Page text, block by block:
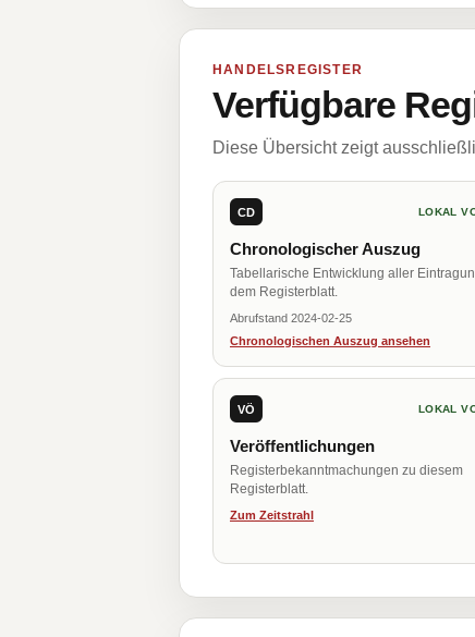
HANDELSREGISTER
Verfügbare
Diese Übersicht zeigt
CD LOKAL
Chronologischer Auszug
Tabellarische Entwicklung aller
dem Registerblatt.
Abrufstand 2024-02-25
Chronologischen Auszug ansehen
VÖ LOKAL
Veröffentlichungen
Registerbekanntmachungen zu diesem
Registerblatt.
Zum Zeitstrahl